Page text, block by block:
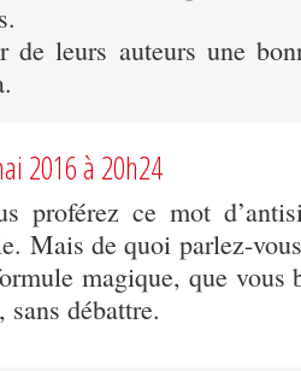
de leurs auteurs une
2016 à 20h24
proférez ce mot
Mais de quoi parlez-
magique, que vous
sans débattre.